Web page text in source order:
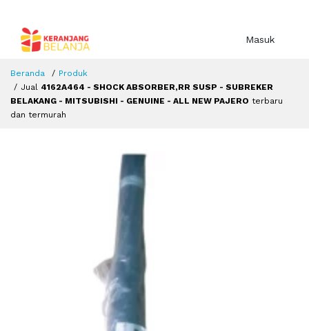
Masuk
Beranda
Produk
Jual 4162A464 - SHOCK ABSORBER,RR SUSP - SUBREKER
BELAKANG - MITSUBISHI - GENUINE - ALL NEW PAJERO terbaru
dan termurah